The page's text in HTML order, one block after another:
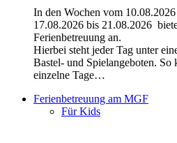
In den Wochen vom
17.08.2026 bis 21.08.2026
Ferienbetreuung an.
Hierbei steht jeder Tag unter
Bastel- und Spielangeboten.
einzelne Tage…
Ferienbetreuung am MGF
Für Kids